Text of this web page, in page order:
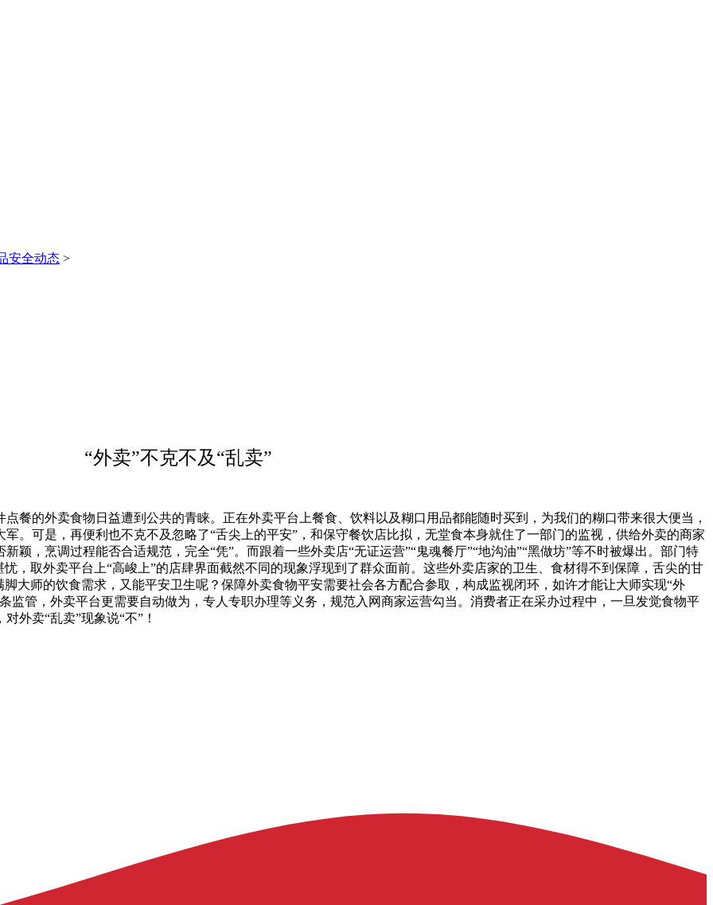
安全动态 >
“外卖”不克不及“乱卖”
的外卖食物日益遭到公共的青睐。正在外卖平台上餐食、饮料以及糊口用品都能随时买到，为我们的糊口带来很大便当，
。可是，再便利也不克不及忽略了“舌尖上的平安”，和保守餐饮店比拟，无堂食本身就住了一部门的监视，供给外卖的商家
颖，烹调过程能否合适规范，完全“凭”。而跟着一些外卖店“无证运营”“鬼魂餐厅”“地沟油”“黑做坊”等不时被爆出。部门特
，取外卖平台上“高峻上”的店肆界面截然不同的现象浮现到了群众面前。这些外卖店家的卫生、食材得不到保障，舌尖的甘
大师的饮食需求，又能平安卫生呢？保障外卖食物平安需要社会各方配合参取，构成监视闭环，如许才能让大师实现“外
监管，外卖平台更需要自动做为，专人专职办理等义务，规范入网商家运营勾当。消费者正在采办过程中，一旦发觉食物平
外卖“乱卖”现象说“不”！